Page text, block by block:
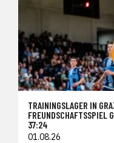
TRAININGSLAGER IN
FREUNDSCHAFTSSPIEL
37:24
01.08.26